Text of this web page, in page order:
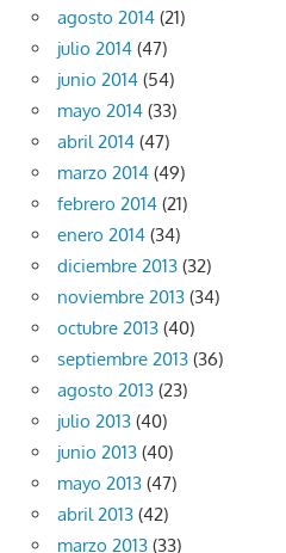
agosto 2014 (21)
julio 2014 (47)
junio 2014 (54)
mayo 2014 (33)
abril 2014 (47)
marzo 2014 (49)
febrero 2014 (21)
enero 2014 (34)
diciembre 2013 (32)
noviembre 2013 (34)
octubre 2013 (40)
septiembre 2013 (36)
agosto 2013 (23)
julio 2013 (40)
junio 2013 (40)
mayo 2013 (47)
abril 2013 (42)
marzo 2013 (33)